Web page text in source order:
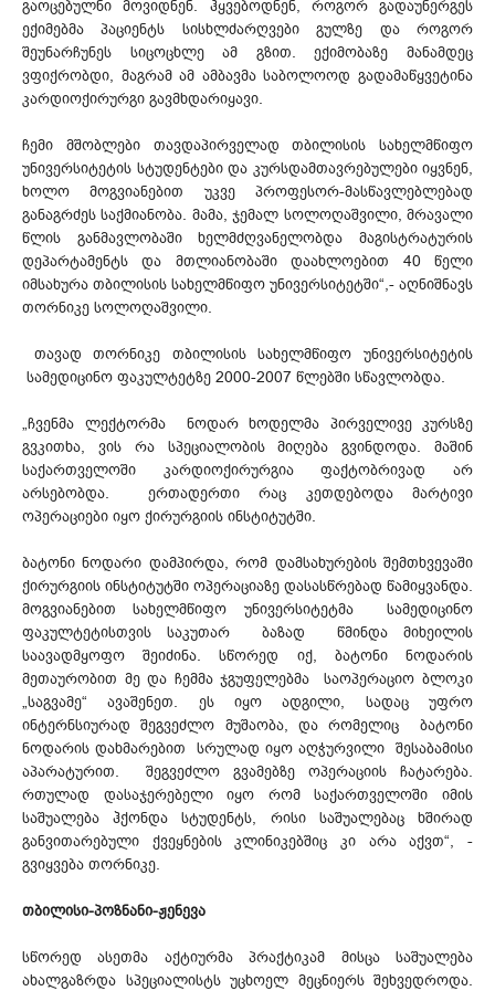
გაოცებულნი მოვიდნენ. ჰყვებოდნენ, როგორ გადაუნერგეს
ექიმებმა პაციენტს სისხლძარღვები გულზე და როგორ
შეუნარჩუნეს სიცოცხლე ამ გზით. ექიმობაზე მანამდეც
ვფიქრობდი, მაგრამ ამ ამბავმა საბოლოოდ გადამაწყვეტინა
კარდიოქირურგი გავმხდარიყავი.
ჩემი მშობლები თავდაპირველად თბილისის სახელმწიფო
უნივერსიტეტის სტუდენტები და კურსდამთავრებულები იყვნენ,
ხოლო მოგვიანებით უკვე პროფესორ-მასწავლებლებად
განაგრძეს საქმიანობა. მამა, ჯემალ სოლოღაშვილი, მრავალი
წლის განმავლობაში ხელმძღვანელობდა მაგისტრატურის
დეპარტამენტს და მთლიანობაში დაახლოებით 40 წელი
იმსახურა თბილისის სახელმწიფო უნივერსიტეტში“,- აღნიშნავს
თორნიკე სოლოღაშვილი.
თავად თორნიკე თბილისის სახელმწიფო უნივერსიტეტის
სამედიცინო ფაკულტეტზე 2000-2007 წლებში სწავლობდა.
„ჩვენმა ლექტორმა ნოდარ ხოდელმა პირველივე კურსზე
გვკითხა, ვის რა სპეციალობის მიღება გვინდოდა. მაშინ
საქართველოში კარდიოქირურგია ფაქტობრივად არ
არსებობდა. ერთადერთი რაც კეთდებოდა მარტივი
ოპერაციები იყო ქირურგიის ინსტიტუტში.
ბატონი ნოდარი დამპირდა, რომ დამსახურების შემთხვევაში
ქირურგიის ინსტიტუტში ოპერაციაზე დასასწრებად წამიყვანდა.
მოგვიანებით სახელმწიფო უნივერსიტეტმა სამედიცინო
ფაკულტეტისთვის საკუთარ ბაზად წმინდა მიხეილის
საავადმყოფო შეიძინა. სწორედ იქ, ბატონი ნოდარის
მეთაურობით მე და ჩემმა ჯგუფელებმა საოპერაციო ბლოკი
„საგვამე“ ავაშენეთ. ეს იყო ადგილი, სადაც უფრო
ინტერნსიურად შეგვეძლო მუშაობა, და რომელიც ბატონი
ნოდარის დახმარებით სრულად იყო აღჭურვილი შესაბამისი
აპარატურით. შეგვეძლო გვამებზე ოპერაციის ჩატარება.
რთულად დასაჯერებელი იყო რომ საქართველოში იმის
საშუალება ჰქონდა სტუდენტს, რისი საშუალებაც ხშირად
განვითარებული ქვეყნების კლინიკებშიც კი არა აქვთ“, -
გვიყვება თორნიკე.
თბილისი-პოზნანი-ჟენევა
სწორედ ასეთმა აქტიურმა პრაქტიკამ მისცა საშუალება
ახალგაზრდა სპეციალისტს უცხოელ მეცნიერს შეხვედროდა.